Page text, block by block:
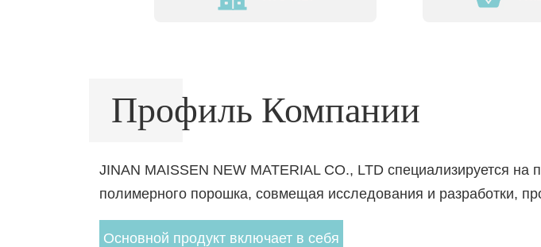
Профиль Компании
JINAN MAISSEN NEW MATERIAL CO., LTD специализируется
полимерного порошка, совмещая исследования и разработки,
Основной продукт включает в себя